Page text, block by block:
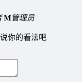
M管理员
你的看法吧